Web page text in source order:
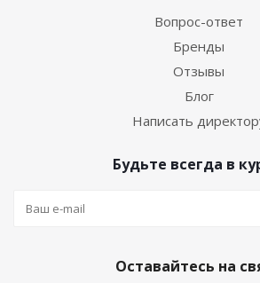
Вопрос-ответ
Бренды
Отзывы
Блог
Написать
Будьте всегда в
Оставайтесь на